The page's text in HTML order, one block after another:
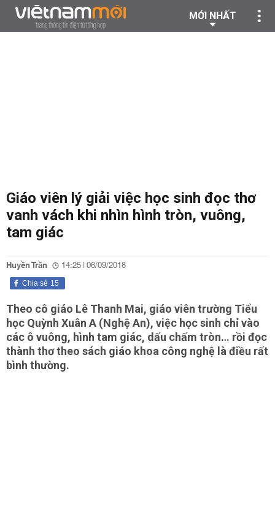
MỚI NHẤT
Giáo viên lý giải việc học sinh đọc thơ
vanh vách khi nhìn hình tròn, vuông,
tam giác
Huyền Trần 14:25 | 06/09/2018
15
Chia sẻ
Theo cô giáo Lê Thanh Mai, giáo viên trường Tiểu
học Quỳnh Xuân A (Nghệ An), việc học sinh chỉ vào
các ô vuông, hình tam giác, dấu chấm tròn… rồi đọc
thành thơ theo sách giáo khoa công nghệ là điều rất
bình thường.